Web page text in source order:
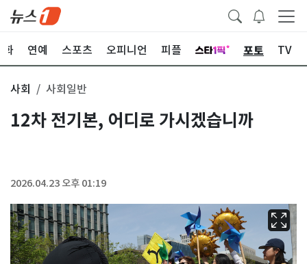
화 연예 스포츠 오피니언 피플 포토 TV
사회 사회일반
12차 전기본, 어디로 가시겠습니까
2026.04.23 오후 01:19